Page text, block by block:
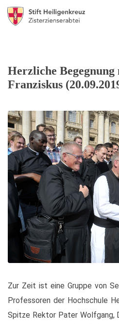
Herzliche Begegnung
Franziskus
Zur Zeit ist eine Gruppe von
Professoren der Hochschule
Spitze Rektor Pater Wolfgang,